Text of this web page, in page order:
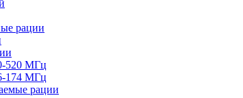
рации
520 МГц
174 МГц
рации